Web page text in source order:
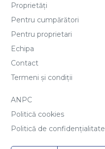
Proprietăți
Pentru cumpărători
Pentru proprietari
Echipa
Contact
Termeni și condiții
ANPC
Politică cookies
Politică de confidențialitate